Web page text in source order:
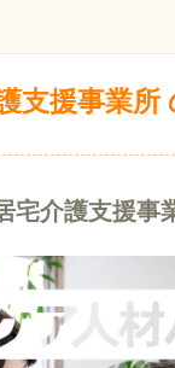
支援事業
宅介護支援事